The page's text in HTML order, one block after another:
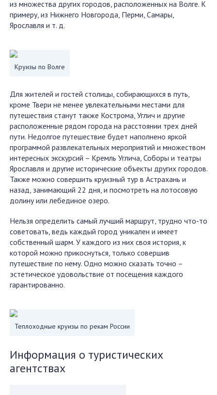
из множества других городов, расположенных на Волге. К
примеру, из Нижнего Новгорода, Перми, Самары,
Ярославля и т. д.
Круизы по Волге
Для жителей и гостей столицы, собирающихся в путь,
кроме Твери не менее увлекательными местами для
путешествия станут также Кострома, Углич и другие
расположенные рядом города на расстоянии трех дней
пути. Недолгое путешествие будет наполнено яркой
программой развлекательных мероприятий и множеством
интересных экскурсий – Кремль Углича, Соборы и театры
Ярославля и другие исторические объекты других городов.
Также можно совершить круизный тур в Астрахань и
назад, занимающий 22 дня, и посмотреть на лотосовую
долину или лебединое озеро.
Нельзя определить самый лучший маршрут, трудно что-то
советовать, ведь каждый город уникален и имеет
собственный шарм. У каждого из них своя история, к
которой можно прикоснуться, только совершив
путешествие по нему. Одно можно сказать точно –
эстетическое удовольствие от посещения каждого
гарантированно.
Теплоходные круизы по рекам России
Информация о туристических
агентствах